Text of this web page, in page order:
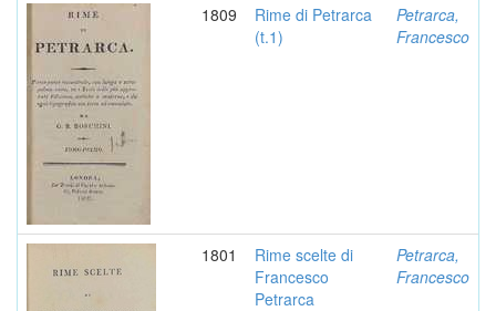
1809
Rime di Petrarca
(t.1)
Petrarca,
Francesco
1801
Rime scelte di
Francesco
Petrarca
Petrarca,
Francesco